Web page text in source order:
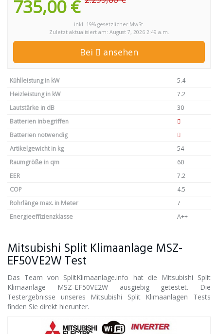
735,00 €
inkl. 19% gesetzlicher MwSt.
Zuletzt aktualisiert am: August 7, 2026 2:49 a.m.
Bei ansehen
Kühlleistung in kW
5.4
Heizleistung in kW
7.2
Lautstärke in dB
30
Batterien inbegriffen
Batterien notwendig
Artikelgewicht in kg
54
Raumgröße in qm
60
EER
7.2
COP
4.5
Rohrlänge max. in Meter
7
Energieeffizienzklasse
A++
Mitsubishi Split Klimaanlage MSZ-
EF50VE2W Test
Das Team von SplitKlimaanlage.info hat die Mitsubishi Split
Klimaanlage MSZ-EF50VE2W ausgiebig getestet. Die
Testergebnisse unseres Mitsubishi Split Klimaanlagen Tests
finden Sie direkt hierunter.